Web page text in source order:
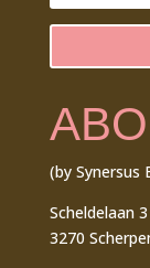
(by Synersus
Scheldelaan 3
3270